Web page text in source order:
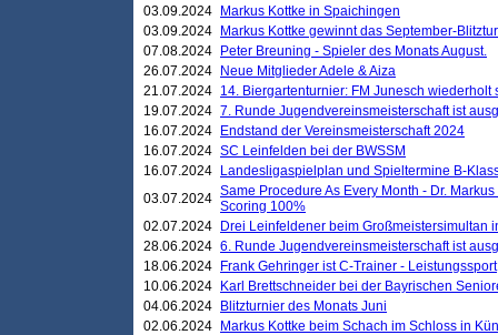
03.09.2024
Markus Kottke in Spaichingen
03.09.2024
Markus Kottke gewinnt das September-
07.08.2024
Peter Breuning - Spieler des Monats August.
26.07.2024
Neue Mitglieder Adele & Aiza
21.07.2024 14. Biergartenturnier: FM Junesch wiederholt
19.07.2024 7. Runde Jugendvereinsmeisterschaft ist
16.07.2024
Endstand der Vereinsmeisterschaft 2024
16.07.2024 SC Leinfelden bei der BWSSM
16.07.2024
Landesligaspielplan und Spieltermine B-
03.07.2024 Same Procedure As Every Month - Dr.
Scoring 100%
02.07.2024
Drei Leinfeldener beim Großmeistersimultan
28.06.2024 6. Runde Jugendvereinsmeisterschaft ist
18.06.2024
Frank Gehringer ist C-Trainer - Leistungssport
10.06.2024
Karl Brettschneider bei der Bayrischen
04.06.2024
Blitzturnier des Monats Juni
02.06.2024
Markus Kottke beim Schach im Schloss in